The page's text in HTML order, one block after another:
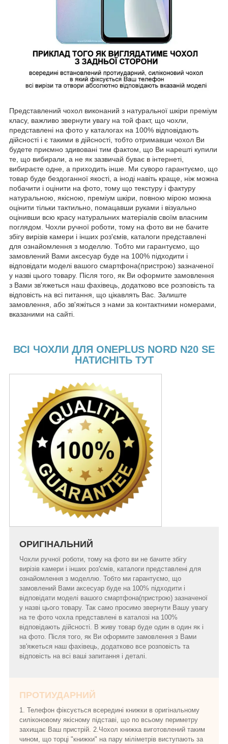
Представлений чохол виконаний з натуральної шкіри преміум
класу, важливо звернути увагу на той факт, що чохли,
представлені на фото у каталогах на 100% відповідають
дійсності і є такими в дійсності, тобто отримавши чохол Ви
будете приємно здивовані тим фактом, що Ви нарешті купили
те, що вибирали, а не як зазвичай буває в інтернеті,
вибираєте одне, а приходить інше. Ми суворо гарантуємо, що
товар буде бездоганної якості, а іноді навіть краще, ніж можна
побачити і оцінити на фото, тому що текстуру і фактуру
натуральною, якісною, преміум шкіри, повною мірою можна
оцінити тільки тактильно, помацавши руками і візуально
оцінивши всю красу натуральних матеріалів своїм власним
поглядом. Чохли ручної роботи, тому на фото ви не бачите
збігу вирізів камери і інших роз'ємів, каталоги представлені
для ознайомлення з моделлю. Тобто ми гарантуємо, що
замовлений Вами аксесуар буде на 100% підходити і
відповідати моделі вашого смартфона(пристрою) зазначеної
у назві цього товару. Після того, як Ви оформите замовлення
з Вами зв'яжеться наш фахівець, додатково все розповість та
відповість на всі питання, що цікавлять Вас. Залиште
замовлення, або зв'яжіться з нами за контактними номерами,
вказаними на сайті.
ВСІ ЧОХЛИ ДЛЯ ONEPLUS NORD N20 SE
НАТИСНІТЬ ТУТ
ОРИГІНАЛЬНИЙ
Чохли ручної роботи, тому на фото ви не бачите збігу
вирізів камери і інших роз'ємів, каталоги представлені для
ознайомлення з моделлю. Тобто ми гарантуємо, що
замовлений Вами аксесуар буде на 100% підходити і
відповідати моделі вашого смартфона(пристрою) зазначеної
у назві цього товару. Так само просимо звернути Вашу увагу
на те фото чохла представлені в каталозі на 100%
відповідають дійсності. В живу товар буде один в один як і
на фото. Після того, як Ви оформите замовлення з Вами
зв'яжеться наш фахівець, додатково все розповість та
відповість на всі ваші запитання і деталі.
ПРОТИУДАРНИЙ
1. Телефон фіксується всередині книжки в оригінальному
силіконовому якісному підставі, що по всьому периметру
захищає Ваш пристрій. 2.Чохол книжка виготовлений таким
чином, що торці "книжки" на пару міліметрів виступають за